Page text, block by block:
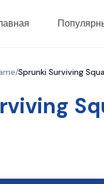
/Sprunki Surviving